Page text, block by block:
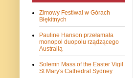
Zimowy Festiwal w Górach
Błękitnych
Pauline Hanson przełamała
monopol duopolu rządzącego
Australią
Solemn Mass of the Easter Vigil
St Mary's Cathedral Sydney